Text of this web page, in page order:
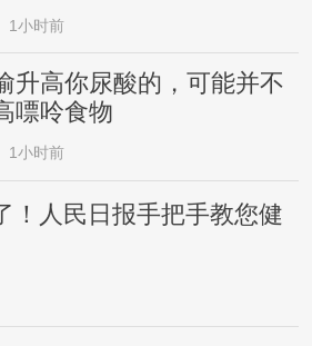
1小时前
升高你尿酸的，可能并不
嘌呤食物
1小时前
！人民日报手把手教您健